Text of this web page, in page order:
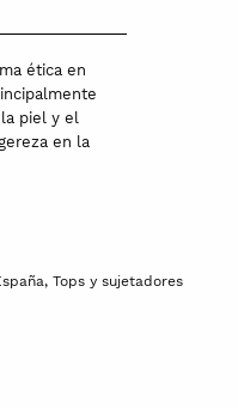
ética en
piel y el
en la
, Tops y sujetadores